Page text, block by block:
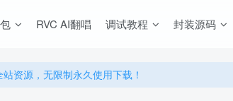
RVC AI翻唱 调试教程 封装源码
资源，无限制永久使用下载！
资源，无限制永久使用下载！